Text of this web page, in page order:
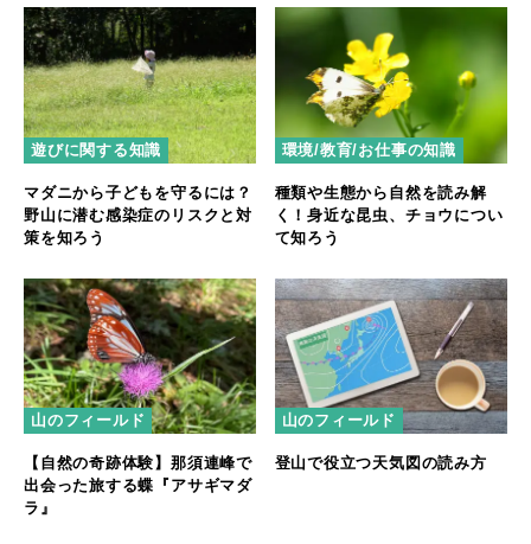
遊びに関する知識
マダニから子どもを守るには？
野山に潜む感染症のリスクと対
策を知ろう
環境/教育/お仕事の知識
種類や生態から自然を読み解
く！身近な昆虫、チョウについ
て知ろう
山のフィールド
【自然の奇跡体験】那須連峰で
出会った旅する蝶『アサギマダ
ラ』
山のフィールド
登山で役立つ天気図の読み方